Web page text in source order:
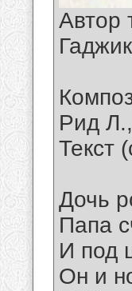
Автор
Рид
Текст
Дочь
Папа
И под
Он и